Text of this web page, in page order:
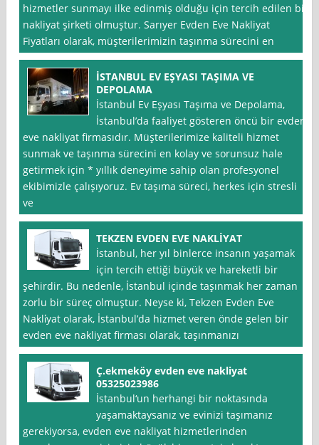
hizmetler sunmayı ilke edinmiş olduğu için tercih edilen bir
nakliyat şirketi olmuştur. Sarıyer Evden Eve Nakliyat
Fiyatları olarak, müşterilerimizin taşınma sürecini en
İSTANBUL EV EŞYASI TAŞIMA VE
DEPOLAMA
İstanbul Ev Eşyası Taşıma ve Depolama,
İstanbul’da faaliyet gösteren öncü bir evden
eve nakliyat firmasıdır. Müşterilerimize kaliteli hizmet
sunmak ve taşınma sürecini en kolay ve sorunsuz hale
getirmek için * yıllık deneyime sahip olan profesyonel
ekibimizle çalışıyoruz. Ev taşıma süreci, herkes için stresli
ve
TEKZEN EVDEN EVE NAKLİYAT
İstanbul, her yıl binlerce insanın yaşamak
için tercih ettiği büyük ve hareketli bir
şehirdir. Bu nedenle, İstanbul içinde taşınmak her zaman
zorlu bir süreç olmuştur. Neyse ki, Tekzen Evden Eve
Nakli̇yat olarak, İstanbul’da hizmet veren önde gelen bir
evden eve nakliyat firması olarak, taşınmanızı
Ç.ekmeköy evden eve nakliyat
05325023986
İstanbul‘un herhangi bir noktasında
yaşamaktaysanız ve evinizi taşımanız
gerekiyorsa, evden eve nakliyat hizmetlerinden